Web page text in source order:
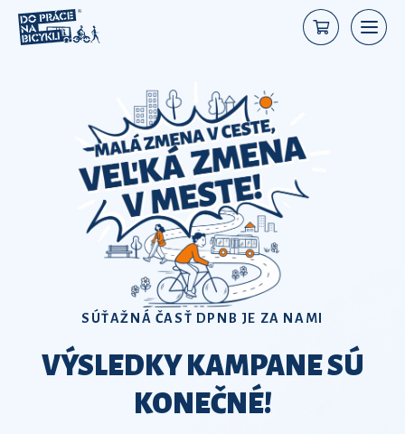
OFICIÁLNE TRIČKÁ DPNB 2026
PODPOR MYŠLIENKU
KAMPANE ORIGINÁLNYM